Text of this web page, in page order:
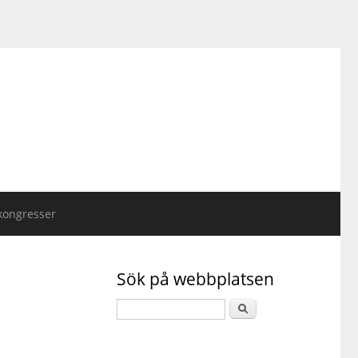
Sök på webbplatsen